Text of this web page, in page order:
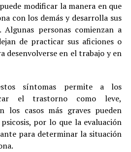
modificar la manera en que
con los demás y desarrolla sus
Algunas personas comienzan a
de practicar sus aficiones o
desenvolverse en el trabajo y en
síntomas permite a los
el trastorno como leve,
los casos más graves pueden
por lo que la evaluación
para determinar la situación